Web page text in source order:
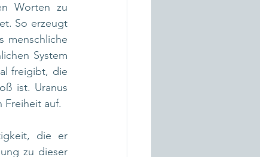
Worten zu
So erzeugt
menschliche
System
freigibt, die
ist. Uranus
Freiheit auf.
die er
zu dieser